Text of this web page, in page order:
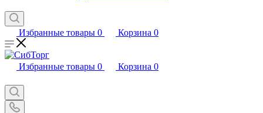
Избранные товары 0 Корзина 0
Избранные товары 0 Корзина 0